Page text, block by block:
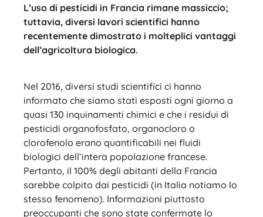
L’uso di pesticidi in Francia rimane massiccio;
tuttavia, diversi lavori scientifici hanno
recentemente dimostrato i molteplici vantaggi
dell’agricoltura biologica.
Nel 2016, diversi studi scientifici ci hanno
informato che siamo stati esposti ogni giorno a
quasi 130 inquinamenti chimici e che i residui di
pesticidi organofosfato, organocloro o
clorofenolo erano quantificabili nei fluidi
biologici dell’intera popolazione francese.
Pertanto, il 100% degli abitanti della Francia
sarebbe colpito dai pesticidi (in Italia notiamo lo
stesso fenomeno). Informazioni piuttosto
preoccupanti che sono state confermate lo